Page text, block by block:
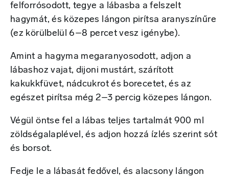
felforrósodott, tegye a lábasba a felszelt
hagymát, és közepes lángon pirítsa aranyszínűre
(ez körülbelül 6–8 percet vesz igénybe).
Amint a hagyma megaranyosodott, adjon a
lábashoz vajat, dijoni mustárt, szárított
kakukkfüvet, nádcukrot és borecetet, és az
egészet pirítsa még 2–3 percig közepes lángon.
Végül öntse fel a lábas teljes tartalmát 900 ml
zöldségalaplével, és adjon hozzá ízlés szerint sót
és borsot.
Fedje le a lábasát fedővel, és alacsony lángon